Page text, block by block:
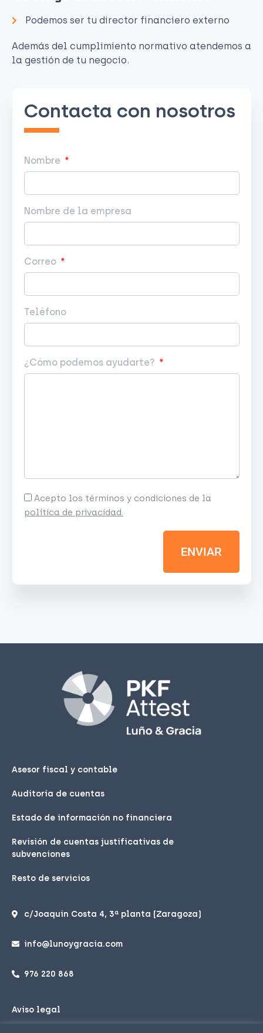
Podemos ser tu director financiero externo
Además del cumplimiento normativo atendemos a
la gestión de tu negocio.
Contacta con nosotros
Nombre
Nombre de la empresa
Correo
Teléfono
¿Cómo podemos ayudarte?
Acepto los términos y condiciones de la
política de privacidad.
ENVIAR
Asesor fiscal y contable
Auditoría de cuentas
Estado de información no financiera
Revisión de cuentas justificativas de
subvenciones
Resto de servicios
c/Joaquin Costa 4, 3ª planta (Zaragoza)
info@lunoygracia.com
976 220 868
Aviso legal